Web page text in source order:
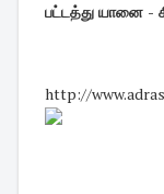
பட்டத்து யானை -
http://